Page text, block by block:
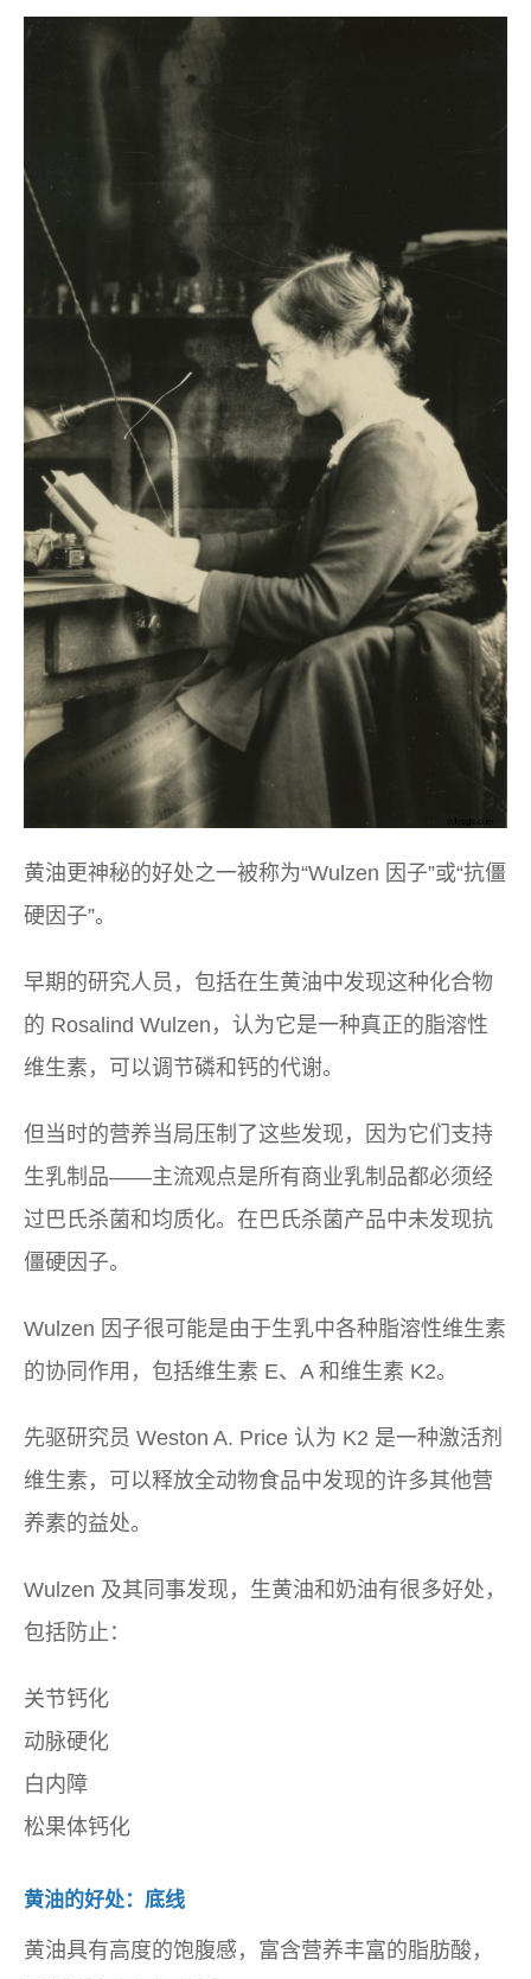
黄油更神秘的好处之一被称为“Wulzen 因子”或“抗僵
硬因子”。
早期的研究人员，包括在生黄油中发现这种化合物
的 Rosalind Wulzen，认为它是一种真正的脂溶性
维生素，可以调节磷和钙的代谢。
但当时的营养当局压制了这些发现，因为它们支持
生乳制品——主流观点是所有商业乳制品都必须经
过巴氏杀菌和均质化。在巴氏杀菌产品中未发现抗
僵硬因子。
Wulzen 因子很可能是由于生乳中各种脂溶性维生素
的协同作用，包括维生素 E、A 和维生素 K2。
先驱研究员 Weston A. Price 认为 K2 是一种激活剂
维生素，可以释放全动物食品中发现的许多其他营
养素的益处。
Wulzen 及其同事发现，生黄油和奶油有很多好处，
包括防止：
关节钙化
动脉硬化
白内障
松果体钙化
黄油的好处：底线
黄油具有高度的饱腹感，富含营养丰富的脂肪酸，